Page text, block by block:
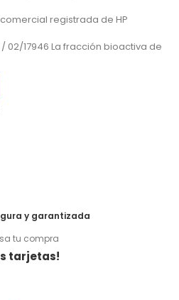
registrada de HP
02/17946 La fracción bioactiva de
y garantizada
tu compra
tarjetas!